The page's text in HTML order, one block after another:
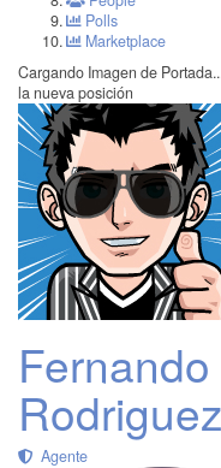
Polls
Marketplace
Cargando Imagen de Portada...
la nueva posición
Rodriguez
Agente